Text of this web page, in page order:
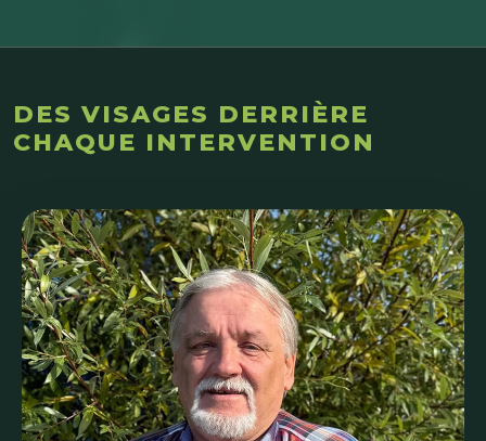
DES VISAGES DERRIÈRE
CHAQUE INTERVENTION